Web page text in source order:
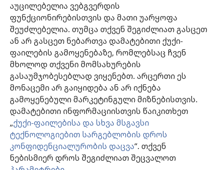
აუცილებელია ვებგვერდის
ფუნქციონირებისთვის და მათი უარყოფა
შეუძლებელია. თუმცა თქვენ შეგიძლიათ გასცეთ
ან არ გასცეთ ნებართვა დამატებითი ქუქი-
ფაილების გამოყენებაზე, რომლებსაც ჩვენ
მხოლოდ თქვენი მომსახურების
გასაუმჯობესებლად ვიყენებთ. არცერთი ეს
მონაცემი არ გაიყიდება ან არ იქნება
გამოყენებული მარკეტინგული მიზნებისთვის.
დამატებითი ინფორმაციისთვის წაიკითხეთ
„ქუქი-ფაილებისა და სხვა მსგავსი
ტექნოლოგიებით სარგებლობის დროს
კონფიდენციალურობის დაცვა“. თქვენ
ნებისმიერ დროს შეგიძლიათ შეცვალოთ
შესაწირავები
(გაიხსნება
ახალი
ფანჯარა)საგუშაგო კოშკის ონლაინ ბიბლიოთეკა™
(გაიხსნება
ახალი
ფანჯარა)JW Hub
(გაიხსნება
ახალი
ფანჯარა)JW ბიბლიოთეკა
„საგუშაგო კოშკის ბიბლიოთეკა“
Copyright© 2026 Watch Tower Bible and Tract Society of Pennsylvania.
ᲡᲐᲠᲒᲔᲑᲚᲝᲑᲘᲡ ᲬᲔᲡᲔᲑᲘ